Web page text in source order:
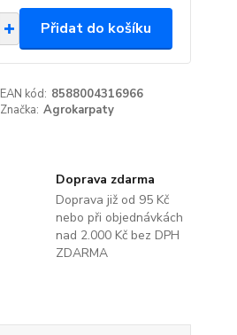
Přidat do košíku
EAN kód: 8588004316966
Značka: Agrokarpaty
Doprava zdarma
Doprava již od 95 Kč
nebo při objednávkách
nad 2.000 Kč bez DPH
ZDARMA